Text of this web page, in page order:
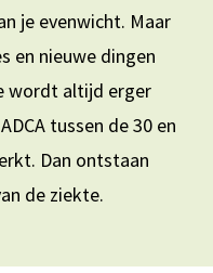
je evenwicht. Maar
en nieuwe dingen
wordt altijd erger
tussen de 30 en
Dan ontstaan
de ziekte.